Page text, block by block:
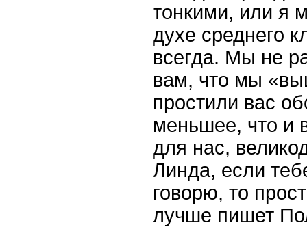
тонкими, или я
духе среднего
всегда. Мы не
вам, что мы
простили вас
меньшее, что и
для нас,
Линда, если
говорю, то
лучше пишет